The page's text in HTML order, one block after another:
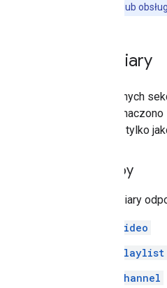
raportującego lub
Wymiary
W kolejnych
nie
używać tylko
Zasoby
Te wymiary
video
playlist
channel